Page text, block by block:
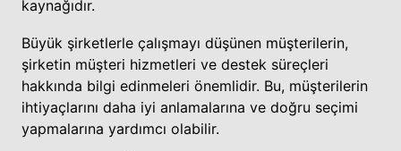
kaynağıdır.
Büyük şirketlerle çalışmayı düşünen müşterilerin,
şirketin müşteri hizmetleri ve destek süreçleri
hakkında bilgi edinmeleri önemlidir. Bu, müşterilerin
ihtiyaçlarını daha iyi anlamalarına ve doğru seçimi
yapmalarına yardımcı olabilir.